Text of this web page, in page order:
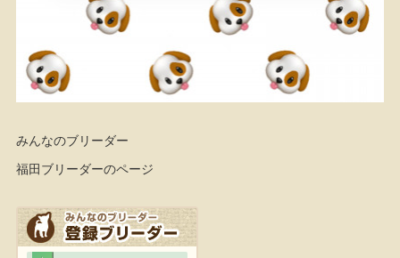
みんなのブリーダー
福田ブリーダーのページ